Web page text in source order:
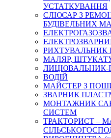
УСТАТКУВАННЯ
СЛЮСАР З
БУДІВЕЛЬНИХ
РИХТУВАЛЬНИК
МАЛЯР,
ЛИЦЮВАЛЬНИК-
ВОДІЙ
МАЙСТЕР З
ЗВАРНИК
МОНТАЖНИК
СИСТЕМ
ТРАКТОРИСТ –